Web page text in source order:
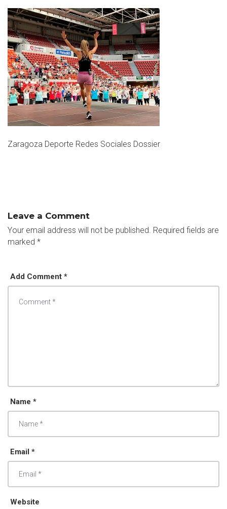
Zaragoza Deporte Redes Sociales Dossier
Leave a Comment
Your email address will not be published. Required fields are
marked *
Add Comment *
Name *
Email *
Website